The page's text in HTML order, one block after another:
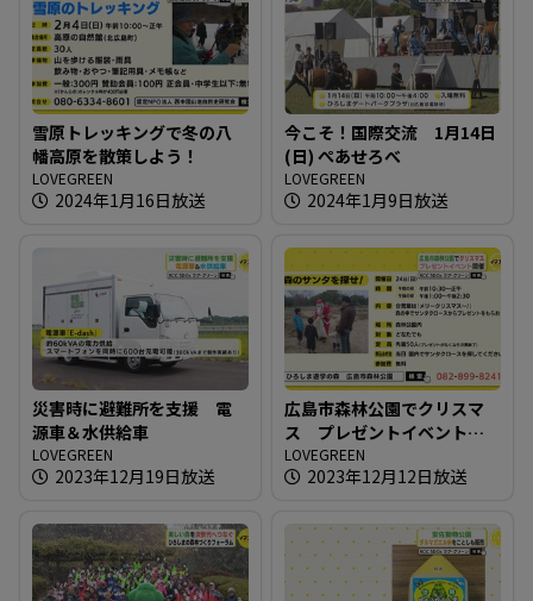
雪原トレッキングで冬の八
幡高原を散策しよう！
LOVEGREEN
2024年1月16日放送
今こそ！国際交流 1月14日
(日) ぺあせろべ
LOVEGREEN
2024年1月9日放送
災害時に避難所を支援 電
源車＆水供給車
LOVEGREEN
2023年12月19日放送
広島市森林公園でクリスマ
ス プレゼントイベント開
催
LOVEGREEN
2023年12月12日放送